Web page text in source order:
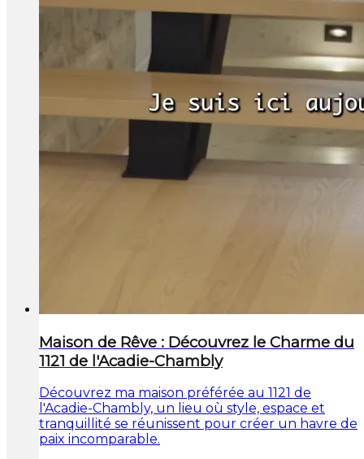
Maison de Rêve : Découvrez le Charme du
1121 de l'Acadie-Chambly
Découvrez ma maison préférée au 1121 de
l'Acadie-Chambly, un lieu où style, espace et
tranquillité se réunissent pour créer un havre de
paix incomparable.